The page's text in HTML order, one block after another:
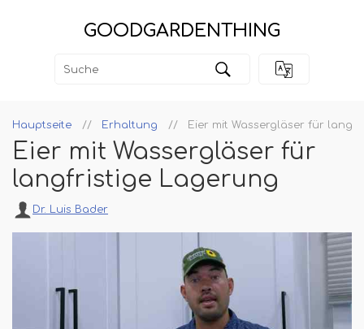
GOODGARDENTHING
Hauptseite Erhaltung Eier mit Wassergläser für
Eier mit Wassergläser für
langfristige Lagerung
Dr. Luis Bader